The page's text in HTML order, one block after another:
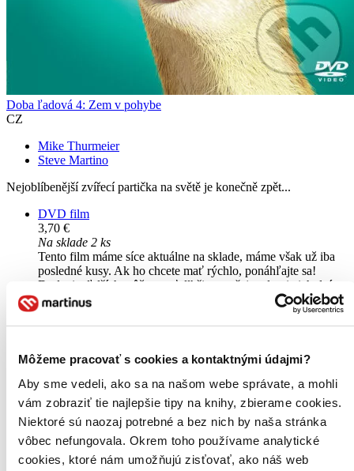
Môžeme pracovať s cookies a kontaktnými údajmi?
Aby sme vedeli, ako sa na našom webe správate, a mohli
vám zobraziť tie najlepšie tipy na knihy, zbierame cookies.
Niektoré sú naozaj potrebné a bez nich by naša stránka
vôbec nefungovala. Okrem toho používame analytické
cookies, ktoré nám umožňujú zisťovať, ako náš web
Doba ľadová 4: Zem v pohybe
CZ
Mike Thurmeier
Steve Martino
Nejoblíbenější zvířecí partička na světě je konečně zpět...
DVD film
3,70 €
Na sklade 2 ks
Tento film máme síce aktuálne na sklade, máme však už iba
posledné kusy. Ak ho chcete mať rýchlo, ponáhľajte sa!
Dodanie ďalších môže trvať dlhšie, zvyčajne do piatich dní.
Pridať do zoznamu